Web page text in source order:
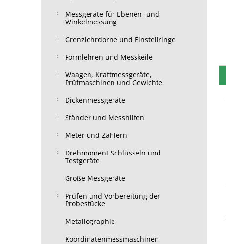
Messgeräte für Ebenen- und
Winkelmessung
Grenzlehrdorne und Einstellringe
Formlehren und Messkeile
Waagen, Kraftmessgeräte,
Prüfmaschinen und Gewichte
Dickenmessgeräte
Ständer und Messhilfen
Meter und Zählern
Drehmoment Schlüsseln und
Testgeräte
Große Messgeräte
Prüfen und Vorbereitung der
Probestücke
Metallographie
Koordinatenmessmaschinen